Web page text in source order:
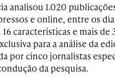
analisou 1.020
e online, entre os
características e mais de
para a análise da
por cinco jornalistas
da pesquisa.